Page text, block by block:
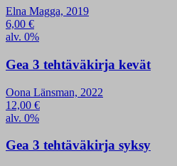
Elna Magga, 2019
6,00 €
alv. 0%
Gea 3 tehtäväkirja kevät
Oona Länsman, 2022
12,00 €
alv. 0%
Gea 3 tehtäväkirja syksy